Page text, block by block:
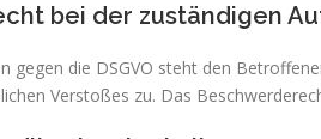
bei der zuständigen
gegen die DSGVO steht den
Verstoßes zu. Das